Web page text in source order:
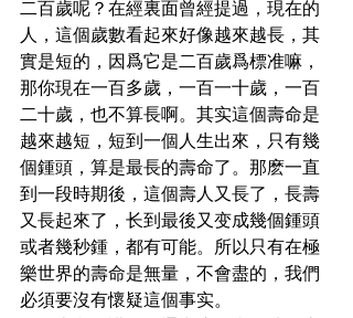
二百歲呢？在經裏面曾經提過，現在的
人，這個歲數看起來好像越來越長，其
實是短的，因爲它是二百歲爲標准嘛，
那你現在一百多歲，一百一十歲，一百
二十歲，也不算長啊。其实這個壽命是
越來越短，短到一個人生出來，只有幾
個鍾頭，算是最長的壽命了。那麽一直
到一段時期後，這個壽人又長了，長壽
又長起來了，长到最後又变成幾個鍾頭
或者幾秒鍾，都有可能。所以只有在極
樂世界的壽命是無量，不會盡的，我們
必須要沒有懷疑這個事实。